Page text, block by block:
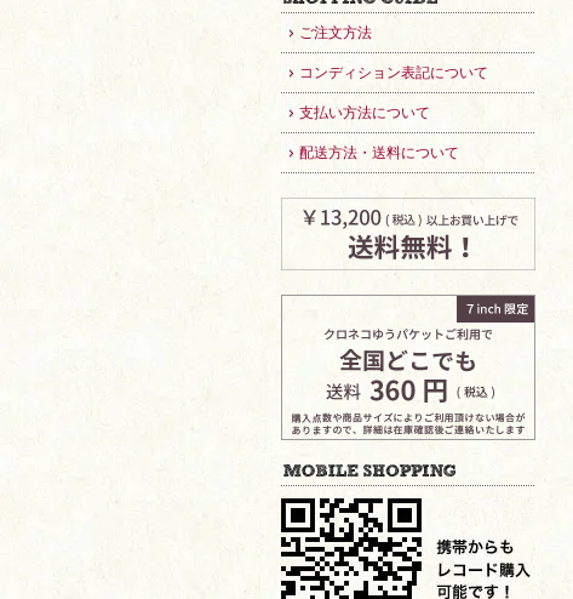
ご注文方法
コンディション表記について
支払い方法について
配送方法・送料について